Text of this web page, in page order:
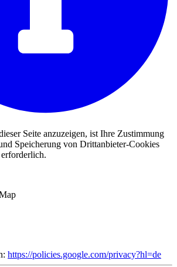
Seite anzuzeigen, ist Ihre Zustimmung
Speicherung von Drittanbieter-Cookies
https://policies.google.com/privacy?hl=de